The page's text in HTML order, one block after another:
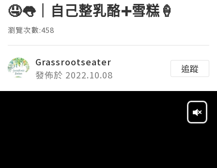
🤤👅｜自己整乳酪➕雪糕🍦
瀏覽次數:458
Grassrootseater
發佈於 2022.10.08
追蹤